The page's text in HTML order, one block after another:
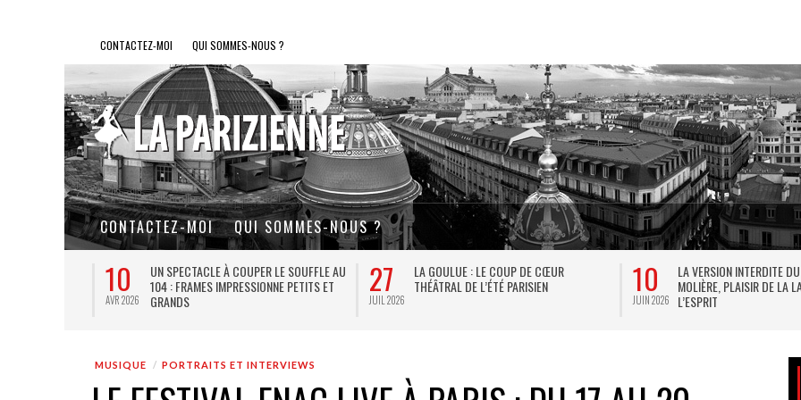
CONTACTEZ-MOI QUI SOMMES-NOUS ?
CONTACTEZ-MOI QUI SOMMES-NOUS ?
27
JUIL 2026
LA GOULUE : LE COUP DE CŒUR
THÉÂTRAL DE L’ÉTÉ PARISIEN
10
JUIN 2026
LA VERSION INTERDITE DU TARTUFFE DE
MOLIÈRE, PLAISIR DE LA LANGUE ET DE
L’ESPRIT
31
MAI 2026
LES MÂCHONNES DE PARIS :
GOURMANDISE AU FÉMININ
MUSIQUE PORTRAITS ET INTERVIEWS